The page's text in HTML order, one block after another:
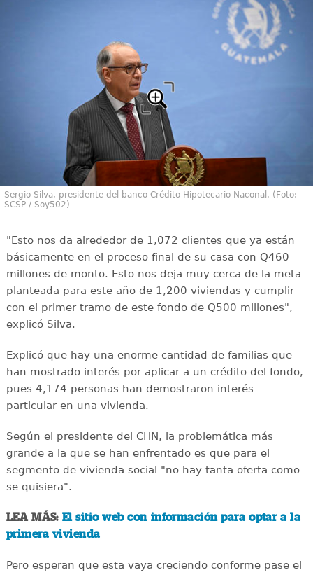
Sergio Silva, presidente del banco Crédito Hipotecario Naconal. (Foto:
SCSP / Soy502)
"Esto nos da alrededor de 1,072 clientes que ya están
básicamente en el proceso final de su casa con Q460
millones de monto. Esto nos deja muy cerca de la meta
planteada para este año de 1,200 viviendas y cumplir
con el primer tramo de este fondo de Q500 millones",
explicó Silva.
Explicó que hay una enorme cantidad de familias que
han mostrado interés por aplicar a un crédito del fondo,
pues 4,174 personas han demostraron interés
particular en una vivienda.
Según el presidente del CHN, la problemática más
grande a la que se han enfrentado es que para el
segmento de vivienda social "no hay tanta oferta como
se quisiera".
LEA MÁS: El sitio web con información para optar a la
primera vivienda
Pero esperan que esta vaya creciendo conforme pase el